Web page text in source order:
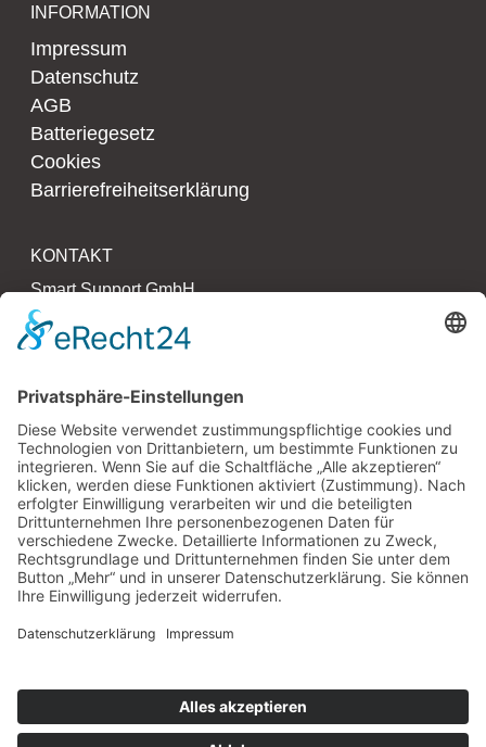
INFORMATION
Impressum
Datenschutz
AGB
Batteriegesetz
Cookies
Barrierefreiheitserklärung
KONTAKT
Smart Support GmbH
Kollaustr. 64 – 66
22529 Hamburg
F 040 790 273 27 3
www.smartsupport.de
hallo@smartsupport.de
PARTNER